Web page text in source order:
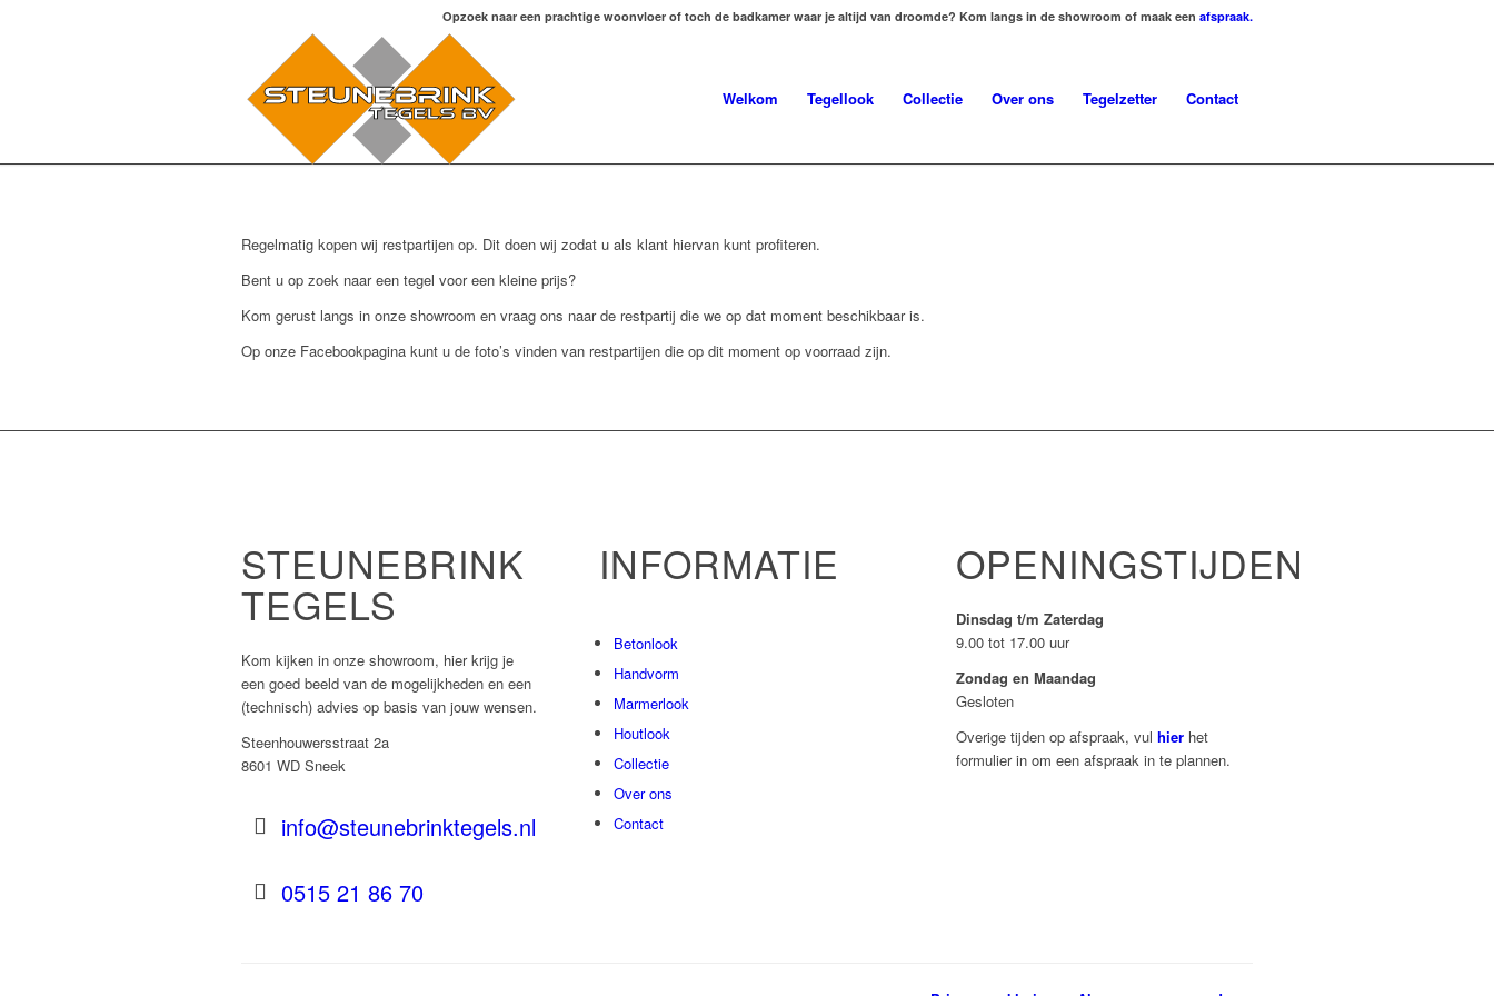
Opzoek naar een prachtige woonvloer of toch de badkamer waar je altijd van droomde? Kom langs in de showroom of maak een afspraak.
Welkom Tegellook Collectie Over ons Tegelzetter Contact
Regelmatig kopen wij restpartijen op. Dit doen wij zodat u als klant hiervan kunt profiteren.
Bent u op zoek naar een tegel voor een kleine prijs?
Kom gerust langs in onze showroom en vraag ons naar de restpartij die we op dat moment beschikbaar is.
Op onze Facebookpagina kunt u de foto’s vinden van restpartijen die op dit moment op voorraad zijn.
STEUNEBRINK
TEGELS
Kom kijken in onze showroom, hier krijg je
een goed beeld van de mogelijkheden en een
(technisch) advies op basis van jouw wensen.
Steenhouwersstraat 2a
8601 WD Sneek
info@steunebrinktegels.nl
0515 21 86 70
INFORMATIE
Betonlook
Handvorm
Marmerlook
Houtlook
Collectie
Over ons
Contact
OPENINGSTIJDEN
Dinsdag t/m Zaterdag
9.00 tot 17.00 uur
Zondag en Maandag
Gesloten
Overige tijden op afspraak, vulhier het
formulier in om een afspraak in te plannen.